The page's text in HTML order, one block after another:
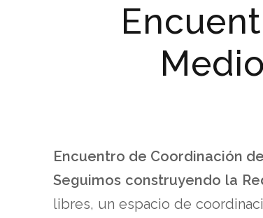
Encuentro de Coordinación
Seguimos construyendo la
libres, un espacio de